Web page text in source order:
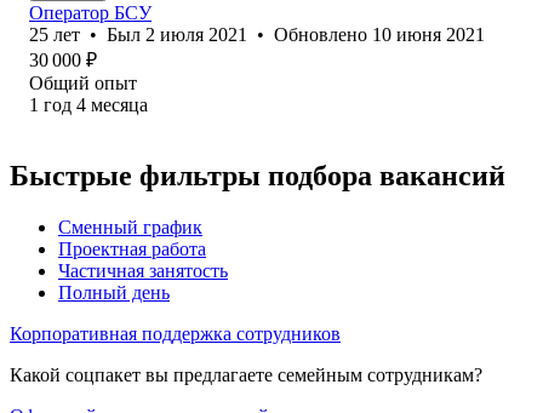
Оператор БСУ
25 лет • Был 2 июля 2021 • Обновлено 10 июня 2021
30 000 ₽
Общий опыт
1 год 4 месяца
Быстрые фильтры подбора вакансий
Сменный график
Проектная работа
Частичная занятость
Полный день
Корпоративная поддержка сотрудников
Какой соцпакет вы предлагаете семейным сотрудникам?